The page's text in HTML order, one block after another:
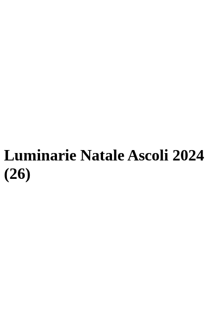
Luminarie Natale Ascoli 2024
(26)